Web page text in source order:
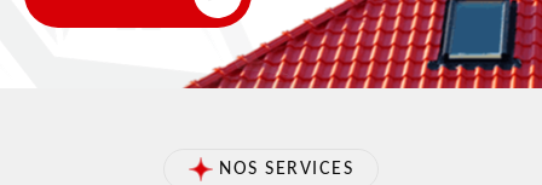
NOS SERVICES